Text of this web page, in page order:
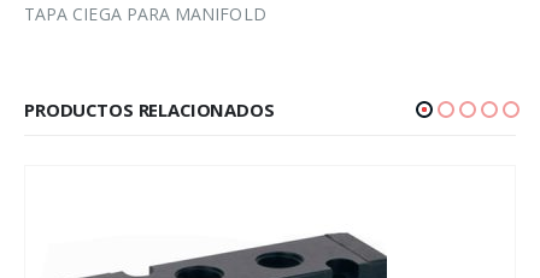
TAPA CIEGA PARA MANIFOLD
PRODUCTOS RELACIONADOS